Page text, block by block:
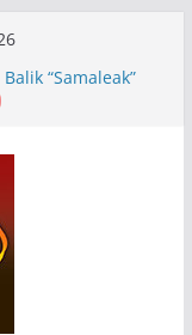
Seni Rupa
Menjadi Mantra
Catatan
Soekartono
Budaya Jawa
Koecink
Kritis Tentang